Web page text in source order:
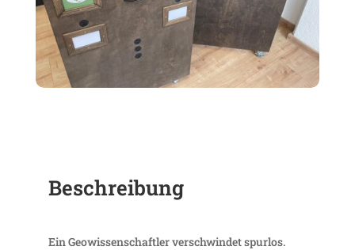
Beschrei­bung
Ein Geowis­sen­schaftler verschwindet spurlos.